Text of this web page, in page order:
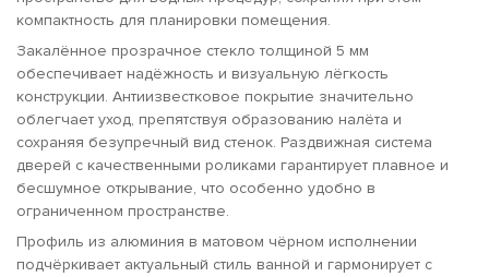
компактность для планировки помещения.
Закалённое прозрачное стекло толщиной 5 мм
обеспечивает надёжность и визуальную лёгкость
конструкции. Антиизвестковое покрытие значительно
облегчает уход, препятствуя образованию налёта и
сохраняя безупречный вид стенок. Раздвижная система
дверей с качественными роликами гарантирует плавное и
бесшумное открывание, что особенно удобно в
ограниченном пространстве.
Профиль из алюминия в матовом чёрном исполнении
подчёркивает актуальный стиль ванной и гармонирует с